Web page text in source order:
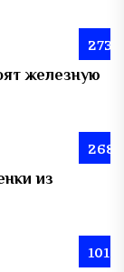
273
железную
268
из
101